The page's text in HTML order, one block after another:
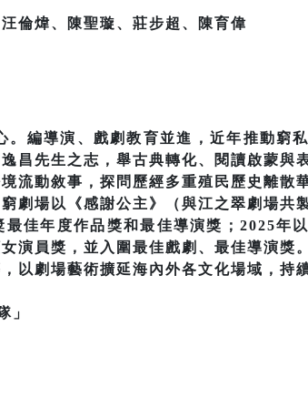
倫煒、陳聖璇、莊步超、陳育偉
編導演、戲劇教育並進，近年推動窮
昌先生之志，舉古典轉化、閱讀啟蒙與
流動敘事，探問歷經多重殖民歷史離散
劇場以《感謝公主》（與江之翠劇場共
佳年度作品獎和最佳導演獎；2025年
演員獎，並入圍最佳戲劇、最佳導演獎
以劇場藝術擴延海內外各文化場域，持
」